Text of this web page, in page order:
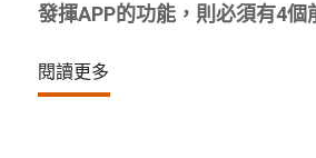
發揮APP的功能，則必須有4個
閱讀更多